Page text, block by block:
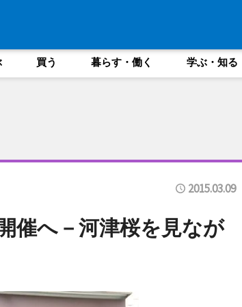
買う 暮らす・働く 学ぶ・知る
2015.03.09
催へ－河津桜を見なが